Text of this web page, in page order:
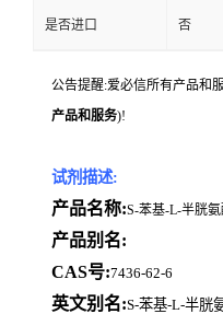
是否进口 否
公告提醒:爱必信所有产品和
产品和服务)!
试剂描述:
产品名称:S-苯基-L-半胱
产品别名:
CAS号:7436-62-6
英文别名:S-苯基-L-半胱